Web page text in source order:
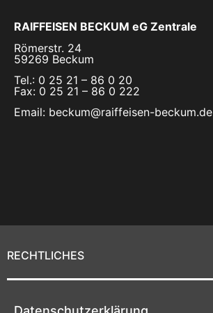
RAIFFEISEN BECKUM eG Zentrale
Römerstr. 24
59269 Beckum
Tel.: 0 25 21 – 86 0 20
Fax: 0 25 21 – 86 0 222
Email: beckum@raiffeisen-beckum.de
RECHTLICHES